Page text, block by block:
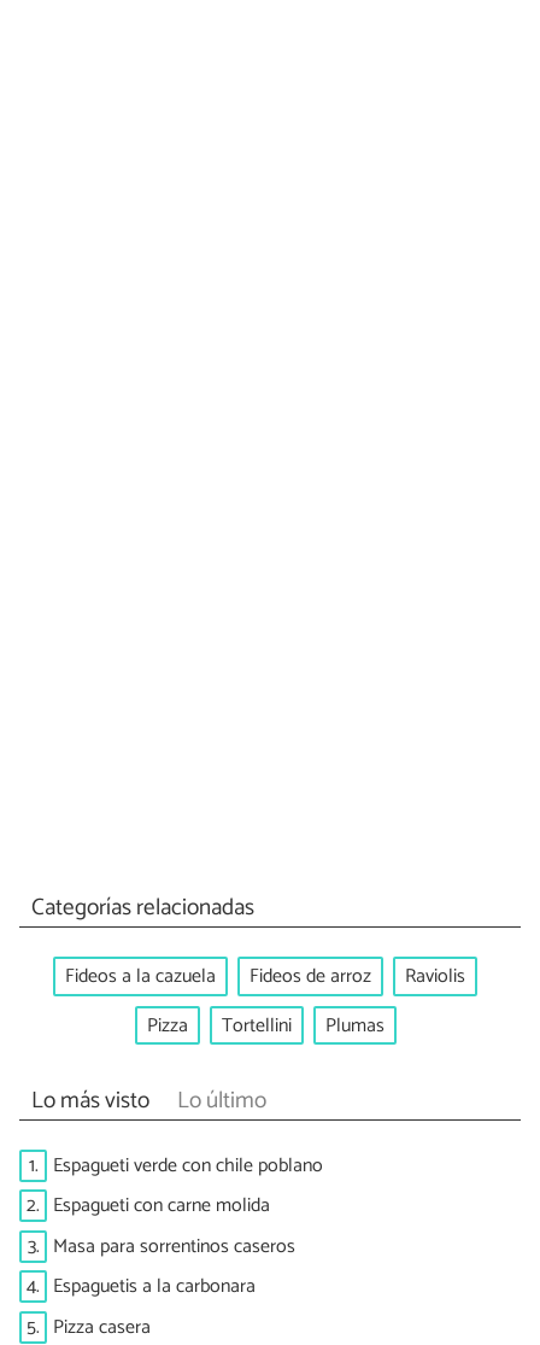
Categorías relacionadas
Fideos a la cazuela Fideos de arroz
Raviolis
Pizza
Tortellini Plumas
Lo más visto Lo último
1. Espagueti verde con chile poblano
2. Espagueti con carne molida
3. Masa para sorrentinos caseros
4. Espaguetis a la carbonara
5. Pizza casera